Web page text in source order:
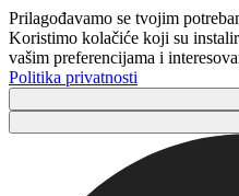
Prilagođavamo se tvojim
Koristimo kolačiće koji su
vašim preferencijama i
Politika privatnosti